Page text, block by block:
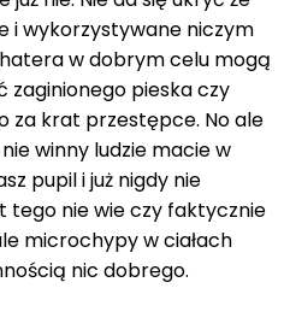
i wykorzystywane niczym
w dobrym celu mogą
zaginionego pieska czy
za krat przestępce. No ale
winny ludzie macie w
pupil i już nigdy nie
tego nie wie czy faktycznie
microchypy w ciałach
nic dobrego.